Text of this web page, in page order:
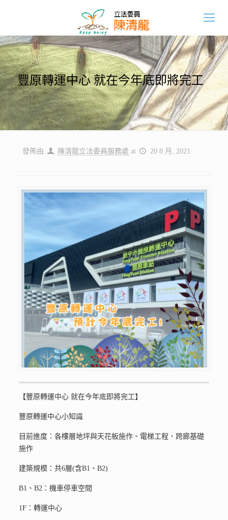
豐原轉運中心 就在今年底即將完工
發佈由 陳清龍立法委員服務處 at 20 8 月, 2021
【豐原轉運中心 就在今年底即將完工】
豐原轉運中心小知識
目前進度：各樓層地坪與天花板施作、電梯工程、跨廊基礎
施作
建築規模：共6層(含B1、B2)
B1、B2：機車停車空間
1F：轉運中心